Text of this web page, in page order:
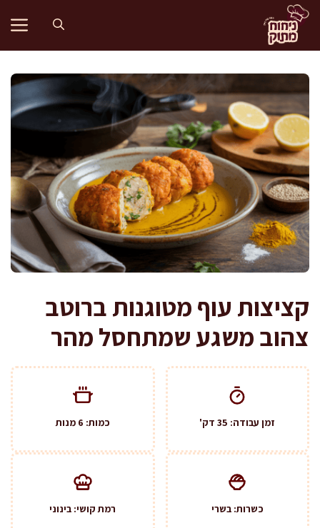
לדלג
לתוכן
קציצות עוף מטוגנות ברוטב
צהוב משגע שמתחסל מהר
זמן עבודה: 35 דק' כמות: 6 מנות
כשרות: בשרי רמת קושי: בינוני